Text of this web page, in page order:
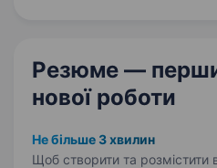
Резюме —
нової роботи
Не більше 3 хвилин
Щоб створити та розмістити